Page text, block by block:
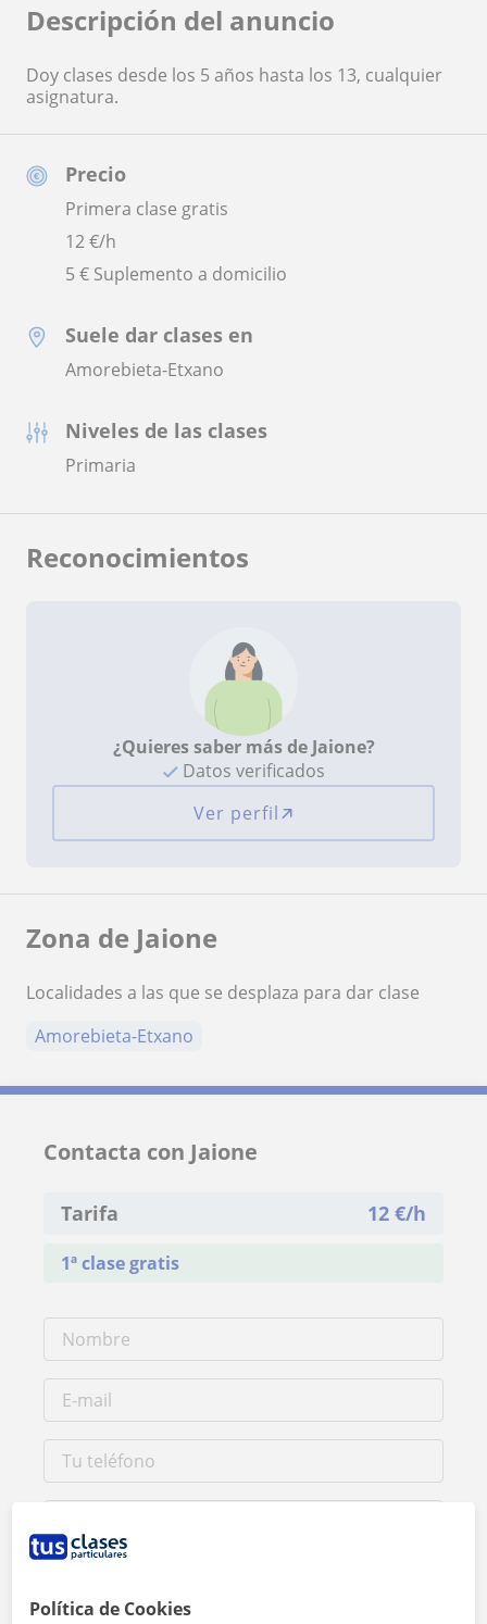
Precio
Primera clase gratis
12€/h
5 € Suplemento a domicilio
Suele dar clases en
Amorebieta-Etxano
Niveles de las clases
Primaria
Descripción del anuncio
Doy clases desde los 5 años hasta los 13, cualquier
asignatura.
Reconocimientos
¿Quieres saber más de Jaione?
Datos verificados
Ver perfil
Zona de Jaione
Localidades a las que se desplaza para dar clase
Amorebieta-Etxano
Contacta con Jaione
Tarifa 12 €/h
1ª clase gratis
Política de Cookies